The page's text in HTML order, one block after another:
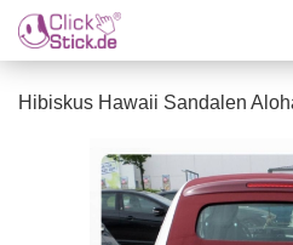
Hibiskus Hawaii Sandalen